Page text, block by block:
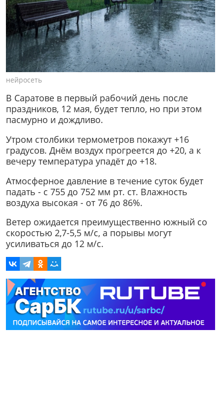
нейросеть
В Саратове в первый рабочий день после
праздников, 12 мая, будет тепло, но при этом
пасмурно и дождливо.
Утром столбики термометров покажут +16
градусов. Днём воздух прогреется до +20, а к
вечеру температура упадёт до +18.
Атмосферное давление в течение суток будет
падать - с 755 до 752 мм рт. ст. Влажность
воздуха высокая - от 76 до 86%.
Ветер ожидается преимущественно южный со
скоростью 2,7-5,5 м/с, а порывы могут
усиливаться до 12 м/с.